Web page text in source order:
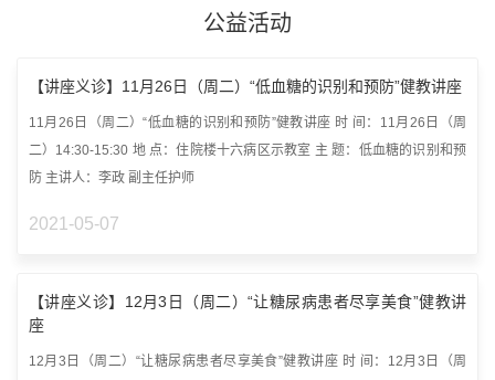
公益活动
【讲座义诊】11月26日（周二）“低血糖的识别和预防”健教讲座
11月26日（周二）“低血糖的识别和预防”健教讲座 时 间：11月26日（周
二）14:30-15:30 地 点：住院楼十六病区示教室 主 题：低血糖的识别和预
防 主讲人：李政 副主任护师
2021-05-07
【讲座义诊】12月3日（周二）“让糖尿病患者尽享美食”健教讲
座
12月3日（周二）“让糖尿病患者尽享美食”健教讲座 时 间：12月3日（周